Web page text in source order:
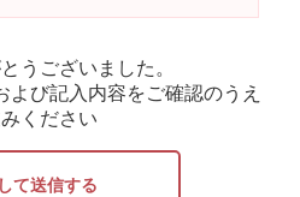
うございました。
よび記入内容をご確認のうえ
ください
て送信する